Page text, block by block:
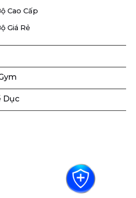
Cao Cấp
Giá Rẻ
Dục